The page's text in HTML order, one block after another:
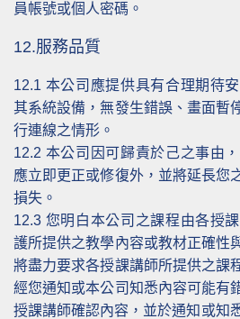
員帳號或個人密碼。
12.服務品質
12.1 本公司應提供具有合理期待
其系統設備，無發生錯誤、畫面暫
行連線之情形。
12.2 本公司因可歸責於己之事由
應立即更正或修復外，並將延長您
損失。
12.3 您明白本公司之課程由各授
護所提供之教學內容或教材正確性
將盡力要求各授課講師所提供之課
經您通知或本公司知悉內容可能有
授課講師確認內容，並於通知或知